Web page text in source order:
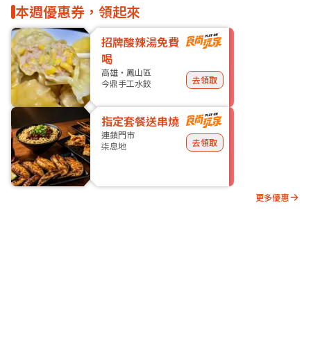
本週優惠券，領起來
招牌酸辣湯免費
喝
高雄・鳳山區
今鼎手工水餃
去領取
指定套餐送串燒
連鎖門市
柒息地
去領取
更多優惠